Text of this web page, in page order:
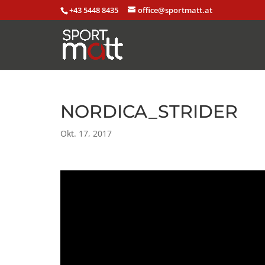
+43 5448 8435 office@sportmatt.at
NORDICA_STRIDER
Okt. 17, 2017